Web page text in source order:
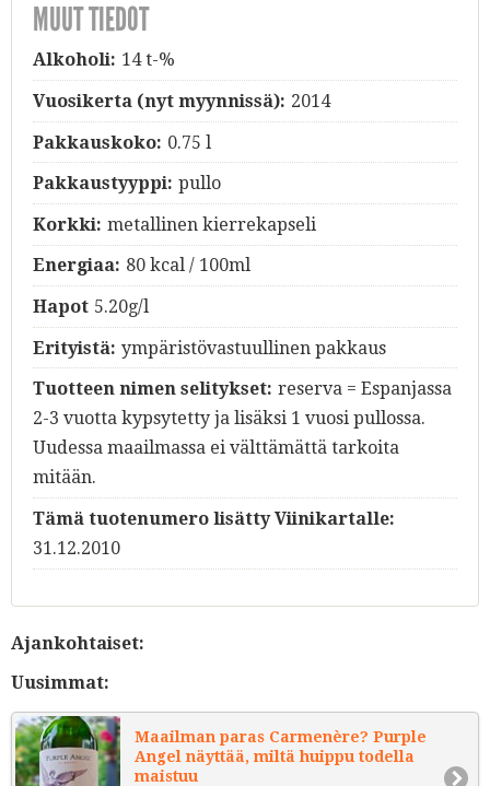
MUUT TIEDOT
Alkoholi: 14 t-%
Vuosikerta (nyt myynnissä): 2014
Pakkauskoko: 0.75 l
Pakkaustyyppi: pullo
Korkki: metallinen kierrekapseli
Energiaa: 80 kcal / 100ml
Hapot 5.20g/l
Erityistä: ympäristövastuullinen pakkaus
Tuotteen nimen selitykset: reserva = Espanjassa
2-3 vuotta kypsytetty ja lisäksi 1 vuosi pullossa.
Uudessa maailmassa ei välttämättä tarkoita
mitään.
Tämä tuotenumero lisätty Viinikartalle:
31.12.2010
Ajankohtaiset:
Uusimmat:
Maailman paras Carmenère? Purple
Angel näyttää, miltä huippu todella
maistuu